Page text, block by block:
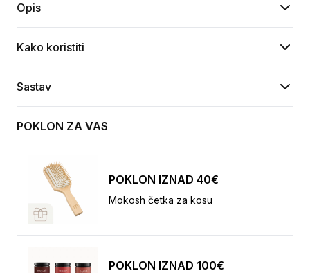
Opis
Kako koristiti
Sastav
POKLON ZA VAS
POKLON IZNAD 40€
Mokosh četka za kosu
POKLON IZNAD 100€